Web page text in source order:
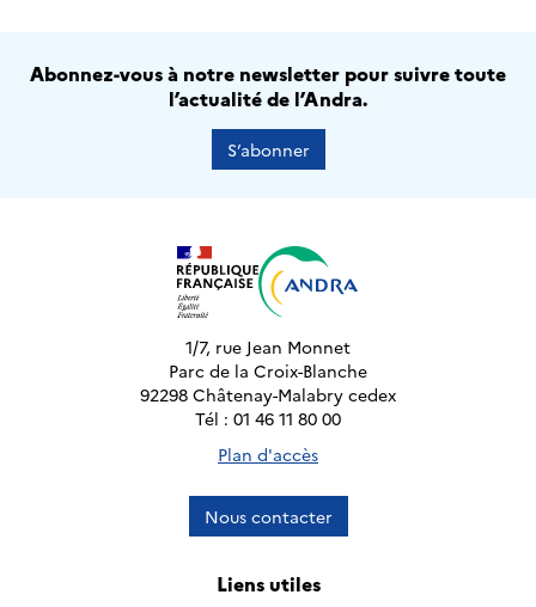
Abonnez-vous à notre newsletter pour suivre toute
l’actualité de l’Andra.
S’abonner
1/7, rue Jean Monnet
Parc de la Croix-Blanche
92298 Châtenay-Malabry cedex
Tél : 01 46 11 80 00
Plan d'accès
Nous contacter
Liens utiles